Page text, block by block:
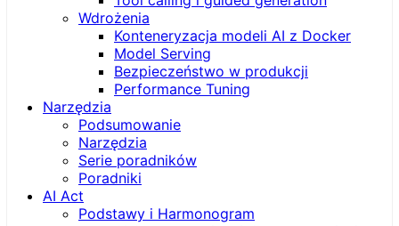
Wdrożenia
Konteneryzacja modeli AI z Docker
Model Serving
Bezpieczeństwo w produkcji
Performance Tuning
Narzędzia
Podsumowanie
Narzędzia
Serie poradników
Poradniki
AI Act
Podstawy i Harmonogram